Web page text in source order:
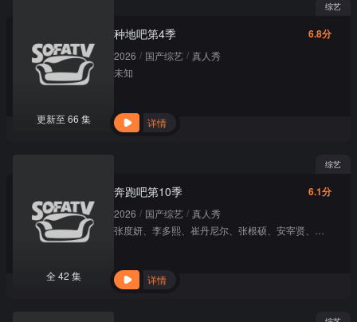
更新至 66 集
综艺
种地吧第4季 6.8分
2026 / 国产综艺 / 真人秀
未知
详情
全 42 集
综艺
奔跑吧第10季 6.1分
2026 / 国产综艺 / 真人秀
张度妍 、李多熙 、崔丹尼尔 、张根硕 、安宰贤
详情